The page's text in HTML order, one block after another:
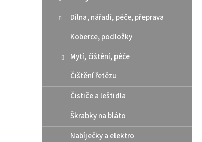
Dílna, nářadí, péče, přeprava
Koberce, podložky
Mytí, čištění, péče
Čištění řetězu
Čističe a leštidla
Škrabky na bláto
Nabíječky a elektro